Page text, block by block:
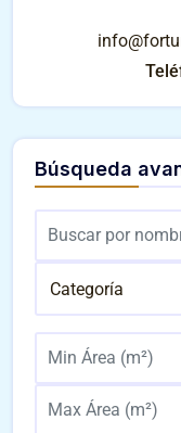
Búsqueda
Categoría